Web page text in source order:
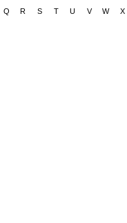
Q R S T U V W X